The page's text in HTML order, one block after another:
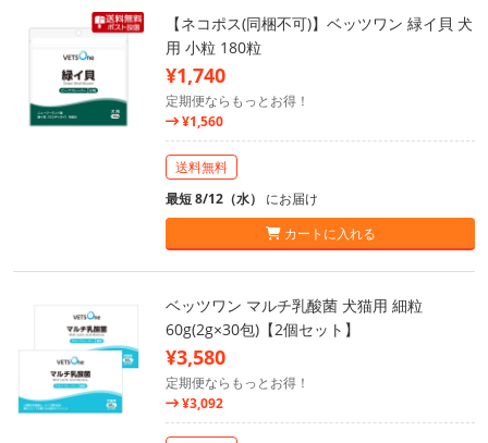
【ネコポス(同梱不可)】ベッツワン 緑イ貝 犬
用 小粒 180粒
¥1,740
定期便ならもっとお得！
¥1,560
送料無料
最短 8/12（水） にお届け
カートに入れる
ベッツワン マルチ乳酸菌 犬猫用 細粒
60g(2g×30包)【2個セット】
¥3,580
定期便ならもっとお得！
¥3,092